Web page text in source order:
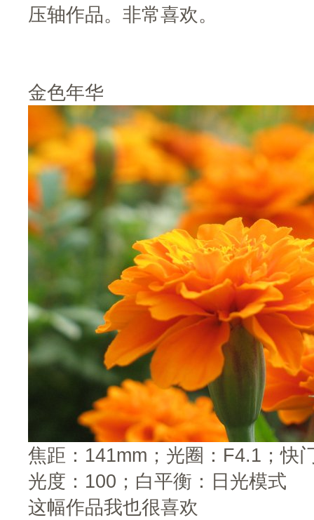
压轴作品。非常喜欢。
金色年华
焦距：141mm；光圈：F4.1；快
光度：100；白平衡：日光模式
这幅作品我也很喜欢